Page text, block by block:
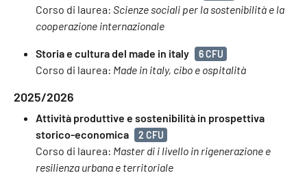
Corso di laurea: Scienze sociali per la sostenibilità e la
cooperazione internazionale
Storia e cultura del made in italy 6 CFU
Corso di laurea: Made in italy, cibo e ospitalità
2025/2026
Attività produttive e sostenibilità in prospettiva
storico-economica
2 CFU
Corso di laurea: Master di i livello in rigenerazione e
resilienza urbana e territoriale